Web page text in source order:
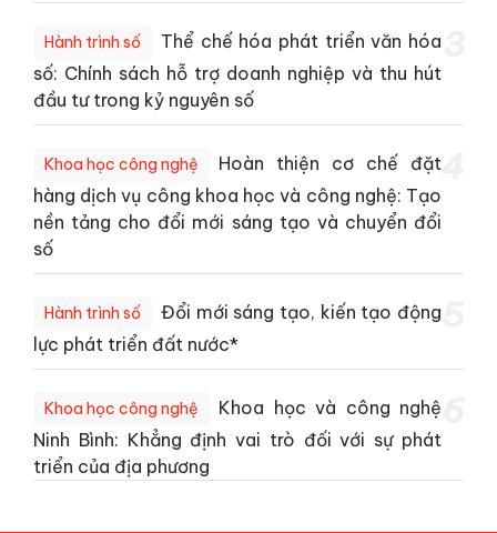
Hành trình số
Thể chế hóa phát triển văn hóa
số: Chính sách hỗ trợ doanh nghiệp và thu hút
đầu tư trong kỷ nguyên số
Khoa học công nghệ
Hoàn thiện cơ chế đặt
hàng dịch vụ công khoa học và công nghệ: Tạo
nền tảng cho đổi mới sáng tạo và chuyển đổi
số
4
Hành trình số
Đổi mới sáng tạo, kiến tạo động
lực phát triển đất nước*
Khoa học công nghệ
Khoa học và công nghệ
Ninh Bình: Khẳng định vai trò đối với sự phát
triển của địa phương